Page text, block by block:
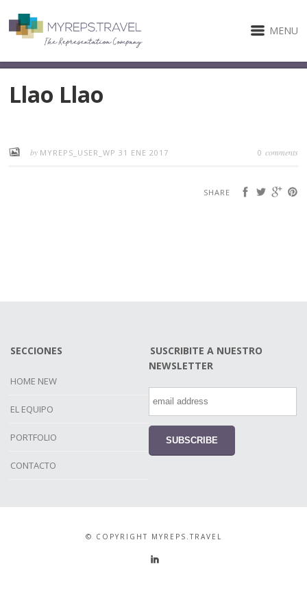
MENU
Llao Llao
by MYREPS_USER_WP31 ENE 2017 0 comments
SHARE
SECCIONES
HOME NEW
EL EQUIPO
PORTFOLIO
CONTACTO
SUSCRIBITE A NUESTRO
NEWSLETTER
© COPYRIGHT MYREPS.TRAVEL